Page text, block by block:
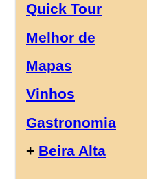
Quick Tour
Melhor de
Mapas
Vinhos
Gastronomia
+ Beira Alta